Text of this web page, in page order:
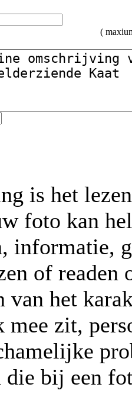
(
is het
foto kan
informatie,
of readen
van het
zit,
die bij een